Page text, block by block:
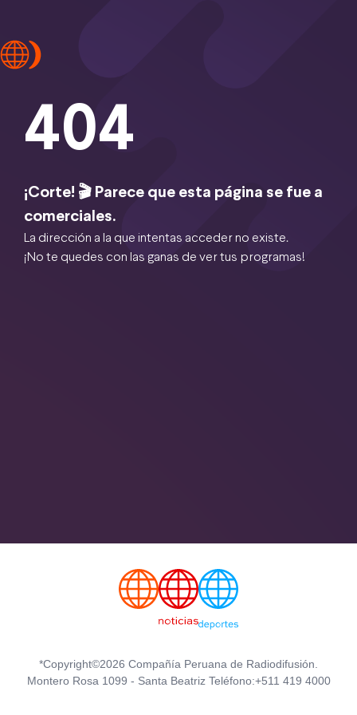
404
¡Corte! 🎬 Parece que esta página se fue a
comerciales.
La dirección a la que intentas acceder no existe.
¡No te quedes con las ganas de ver tus programas!
*Copyright©2026 Compañía Peruana de Radiodifusión.
Montero Rosa 1099 - Santa Beatriz Teléfono:+511 419 4000